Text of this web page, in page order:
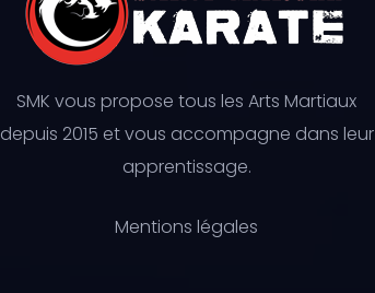
SMK vous propose tous les Arts Martiaux
depuis 2015 et vous accompagne dans leur
apprentissage.
Mentions légales